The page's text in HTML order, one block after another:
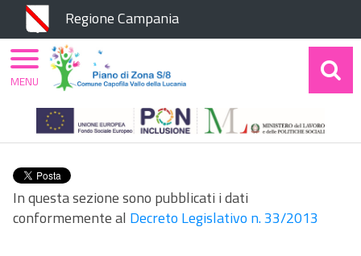
Regione Campania
MENUHome
Amministrazione Trasparente
Disposizioni Generali Oneri informativi per
cittadini e imprese
Cittadini
In questa sezione sono pubblicati i dati
conformemente al Decreto Legislativo n. 33/2013